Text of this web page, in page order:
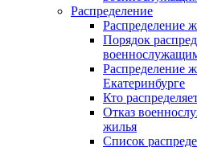
Распределение
Распределение
Порядок
Распределение
Екатеринбурге
Кто
Отказ
жилья
Список